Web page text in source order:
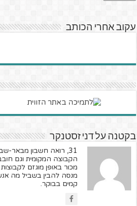
עקוב אחרי הכותב
בקטנה על דני זסטנקר
31, רואה חשבון מבאר-
מכור באופן מוגזם
מנסה להבין בשביל מה
קמים בבוקר.